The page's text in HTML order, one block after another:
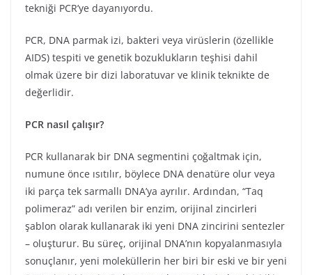
tekniği PCR’ye dayanıyordu.
PCR, DNA parmak izi, bakteri veya virüslerin (özellikle
AIDS) tespiti ve genetik bozuklukların teşhisi dahil
olmak üzere bir dizi laboratuvar ve klinik teknikte de
değerlidir.
PCR nasıl çalışır?
PCR kullanarak bir DNA segmentini çoğaltmak için,
numune önce ısıtılır, böylece DNA denatüre olur veya
iki parça tek sarmallı DNA’ya ayrılır. Ardından, “Taq
polimeraz” adı verilen bir enzim, orijinal zincirleri
şablon olarak kullanarak iki yeni DNA zincirini sentezler
– oluşturur. Bu süreç, orijinal DNA’nın kopyalanmasıyla
sonuçlanır, yeni moleküllerin her biri bir eski ve bir yeni